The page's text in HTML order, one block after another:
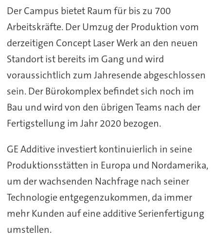
Der Campus bietet Raum für bis zu 700
Arbeitskräfte. Der Umzug der Produktion vom
derzeitigen Concept Laser Werk an den neuen
Standort ist bereits im Gang und wird
voraussichtlich zum Jahresende abgeschlossen
sein. Der Bürokomplex befindet sich noch im
Bau und wird von den übrigen Teams nach der
Fertigstellung im Jahr 2020 bezogen.
GE Additive investiert kontinuierlich in seine
Produktionsstätten in Europa und Nordamerika,
um der wachsenden Nachfrage nach seiner
Technologie entgegenzukommen, da immer
mehr Kunden auf eine additive Serienfertigung
umstellen.